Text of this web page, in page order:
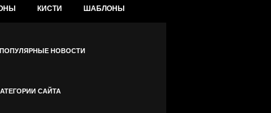
КИСТИ ШАБЛОНЫ
ПОПУЛЯРНЫЕ НОВОСТИ
САЙТА